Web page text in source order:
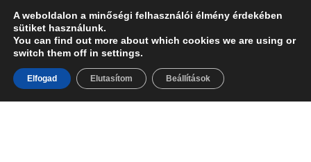
BAGETT SZENDVICSEINK
A weboldalon a minőségi felhasználói élmény érdekében
sütiket használunk.
You can find out more about which cookies we are using or
switch them off in settings.
Elfogad Elutasítom Beállítások